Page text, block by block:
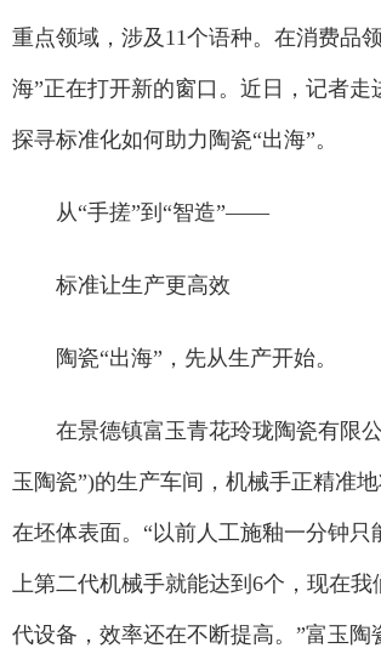
重点领域，涉及11个语种。在消费品
海”正在打开新的窗口。近日，记者走
探寻标准化如何助力陶瓷“出海”。
从“手搓”到“智造”——
标准让生产更高效
陶瓷“出海”，先从生产开始。
在景德镇富玉青花玲珑陶瓷有限公
玉陶瓷”)的生产车间，机械手正精准
在坯体表面。“以前人工施釉一分钟只
上第二代机械手就能达到6个，现在我
代设备，效率还在不断提高。”富玉陶